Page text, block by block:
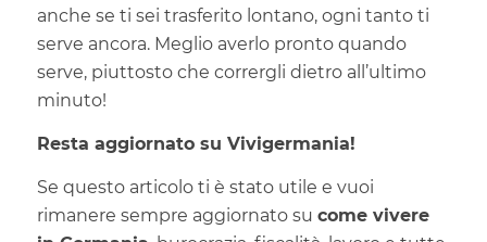
anche se ti sei trasferito lontano, ogni tanto ti
serve ancora. Meglio averlo pronto quando
serve, piuttosto che corrergli dietro all’ultimo
minuto!
Resta aggiornato su Vivigermania!
Se questo articolo ti è stato utile e vuoi
rimanere sempre aggiornato su come vivere